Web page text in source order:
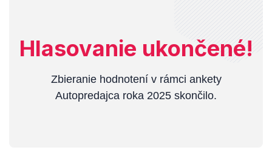
Hlasovanie ukončené!
Zbieranie hodnotení v rámci ankety
Autopredajca roka 2025 skončilo.